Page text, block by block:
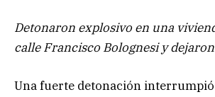
Detonaron explosivo en una
calle Francisco Bolognesi y
Una fuerte detonación